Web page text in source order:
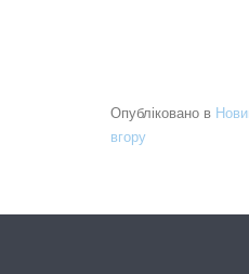
Опубліковано в
вгору